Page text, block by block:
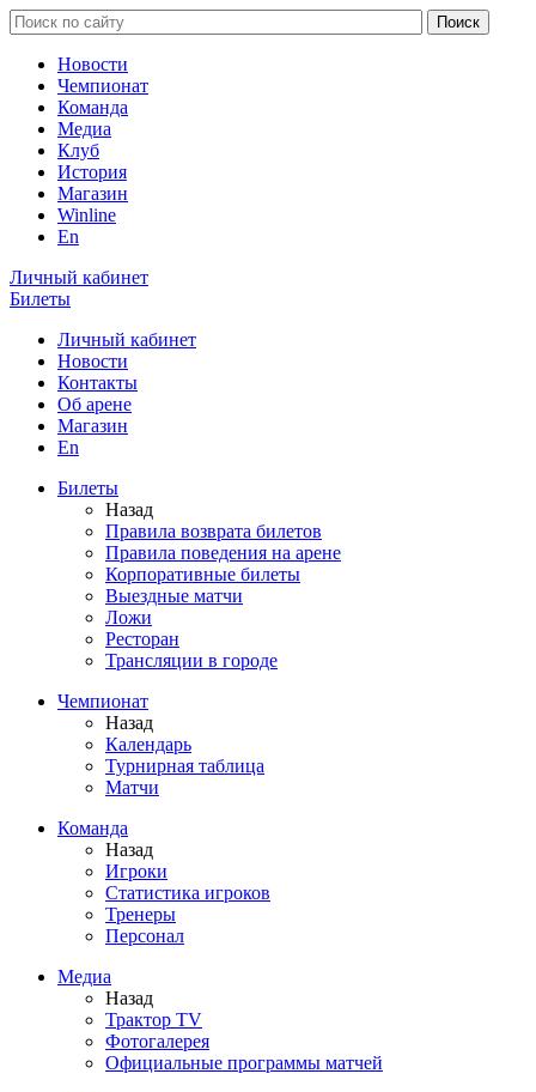
Новости
Чемпионат
Команда
Медиа
Клуб
История
Магазин
Winline
En
Личный кабинет
Билеты
Личный кабинет
Новости
Контакты
Об арене
Магазин
En
Билеты
Назад
Правила возврата билетов
Правила поведения на арене
Корпоративные билеты
Выездные матчи
Ложи
Ресторан
Трансляции в городе
Чемпионат
Назад
Календарь
Турнирная таблица
Матчи
Команда
Назад
Игроки
Статистика игроков
Тренеры
Персонал
Медиа
Назад
Трактор TV
Фотогалерея
Официальные программы матчей